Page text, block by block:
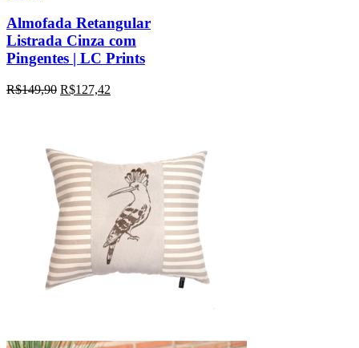
Almofada Retangular
Listrada Cinza com
Pingentes | LC Prints
R$149,90 R$127,42